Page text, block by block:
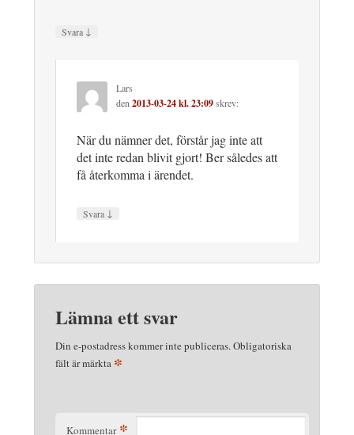
Svara ↓
Lars
den2013-03-24 kl. 23:09skrev:
När du nämner det, förstår jag inte att
det inte redan blivit gjort! Ber således att
få återkomma i ärendet.
Svara ↓
Lämna ett svar
Din e-postadress kommer inte publiceras.Obligatoriska
fält är märkta *
Kommentar